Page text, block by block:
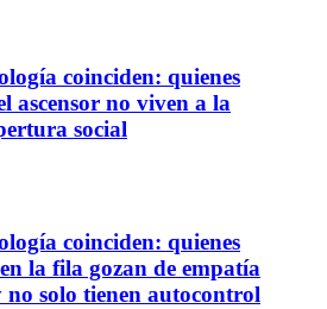
coinciden: quienes
ascensor no viven a la
social
coinciden: quienes
la fila gozan de empatía
solo tienen autocontrol